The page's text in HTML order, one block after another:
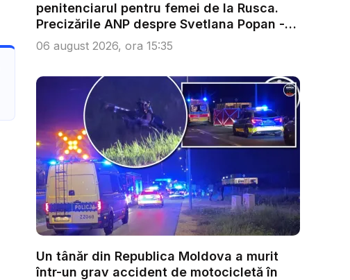
penitenciarul pentru femei de la Rusca.
Precizările ANP despre Svetlana Popan -
V...
06 august 2026, ora 15:35
Un tânăr din Republica Moldova a murit
într-un grav accident de motocicletă în